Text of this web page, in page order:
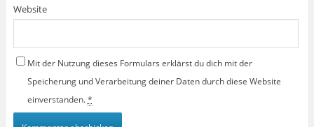
Website
Mit der Nutzung dieses Formulars erklärst du dich mit der
Speicherung und Verarbeitung deiner Daten durch diese Website
einverstanden.*